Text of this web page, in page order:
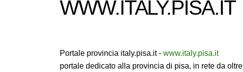
WWW.ITALY.PISA.IT
Portale provincia italy.pisa.it - www.italy.pisa.it
portale dedicato alla provincia di pisa, in rete da oltre